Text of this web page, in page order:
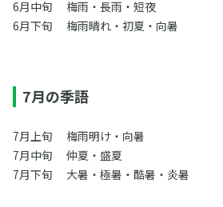
6月中旬 梅雨・長雨・短夜
6月下旬 梅雨晴れ・初夏・向暑
7月の季語
7月上旬 梅雨明け・向暑
7月中旬 仲夏・盛夏
7月下旬 大暑・極暑・酷暑・炎暑